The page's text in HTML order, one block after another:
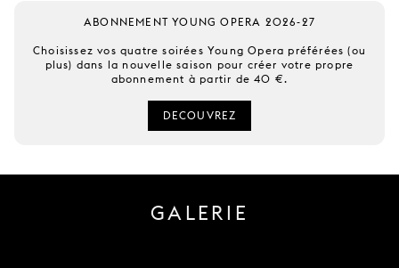
ABONNEMENT YOUNG OPERA 2026-27
Choisissez vos quatre soirées Young Opera préférées (ou
plus) dans la nouvelle saison pour créer votre propre
abonnement à partir de 40 €.
DECOUVREZ
GALERIE